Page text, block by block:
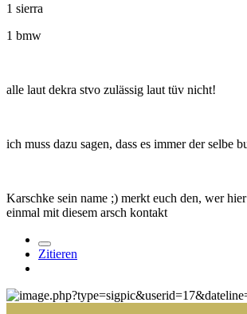
1 sierra
1 bmw
alle laut dekra stvo zulässig laut tüv nicht!
ich muss dazu sagen, dass es immer der selbe
Karschke sein name ;) merkt euch den, wer
einmal mit diesem arsch kontakt
Zitieren